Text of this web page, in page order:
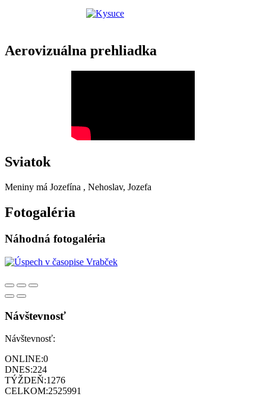
Aerovizuálna prehliadka
Sviatok
Meniny má Jozefína , Nehoslav, Jozefa
Fotogaléria
Náhodná fotogaléria
Návštevnosť
Návštevnosť:
ONLINE:0
DNES:224
TÝŽDEŇ:1276
CELKOM:2525991